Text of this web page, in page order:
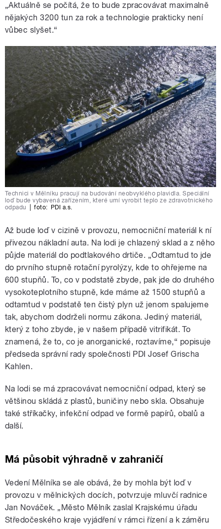
„Aktuálně se počítá, že to bude zpracovávat maximalně
nějakých 3200 tun za rok a technologie prakticky není
vůbec slyšet.“
Technici v Mělníku pracují na budování neobvyklého plavidla. Speciální
loď bude vybavená zařízením, které umí vyrobit teplo ze zdravotnického
odpadu
foto: PDI a.s.
Až bude loď v cizině v provozu, nemocniční materiál k ní
přivezou nákladní auta. Na lodi je chlazený sklad a z něho
půjde materiál do podtlakového drtiče. „Odtamtud to jde
do prvního stupně rotační pyrolýzy, kde to ohřejeme na
600 stupňů. To, co v podstatě zbyde, pak jde do druhého
vysokoteplotního stupně, kde máme až 1500 stupňů a
odtamtud v podstatě ten čistý plyn už jenom spalujeme
tak, abychom dodrželi normu zákona. Jediný materiál,
který z toho zbyde, je v našem případě vitrifikát. To
znamená, že to, co je anorganické, roztavíme,“ popisuje
předseda správní rady společnosti PDI Josef Grischa
Kahlen.
Na lodi se má zpracovávat nemocniční odpad, který se
většinou skládá z plastů, buničiny nebo skla. Obsahuje
také stříkačky, infekční odpad ve formě papírů, obalů a
další.
Má působit výhradně v zahraničí
Vedení Mělníka se ale obává, že by mohla být loď v
provozu v mělnických docích, potvrzuje mluvčí radnice
Jan Nováček. „Město Mělník zaslal Krajskému úřadu
Středočeského kraje vyjádření v rámci řízení a k záměru